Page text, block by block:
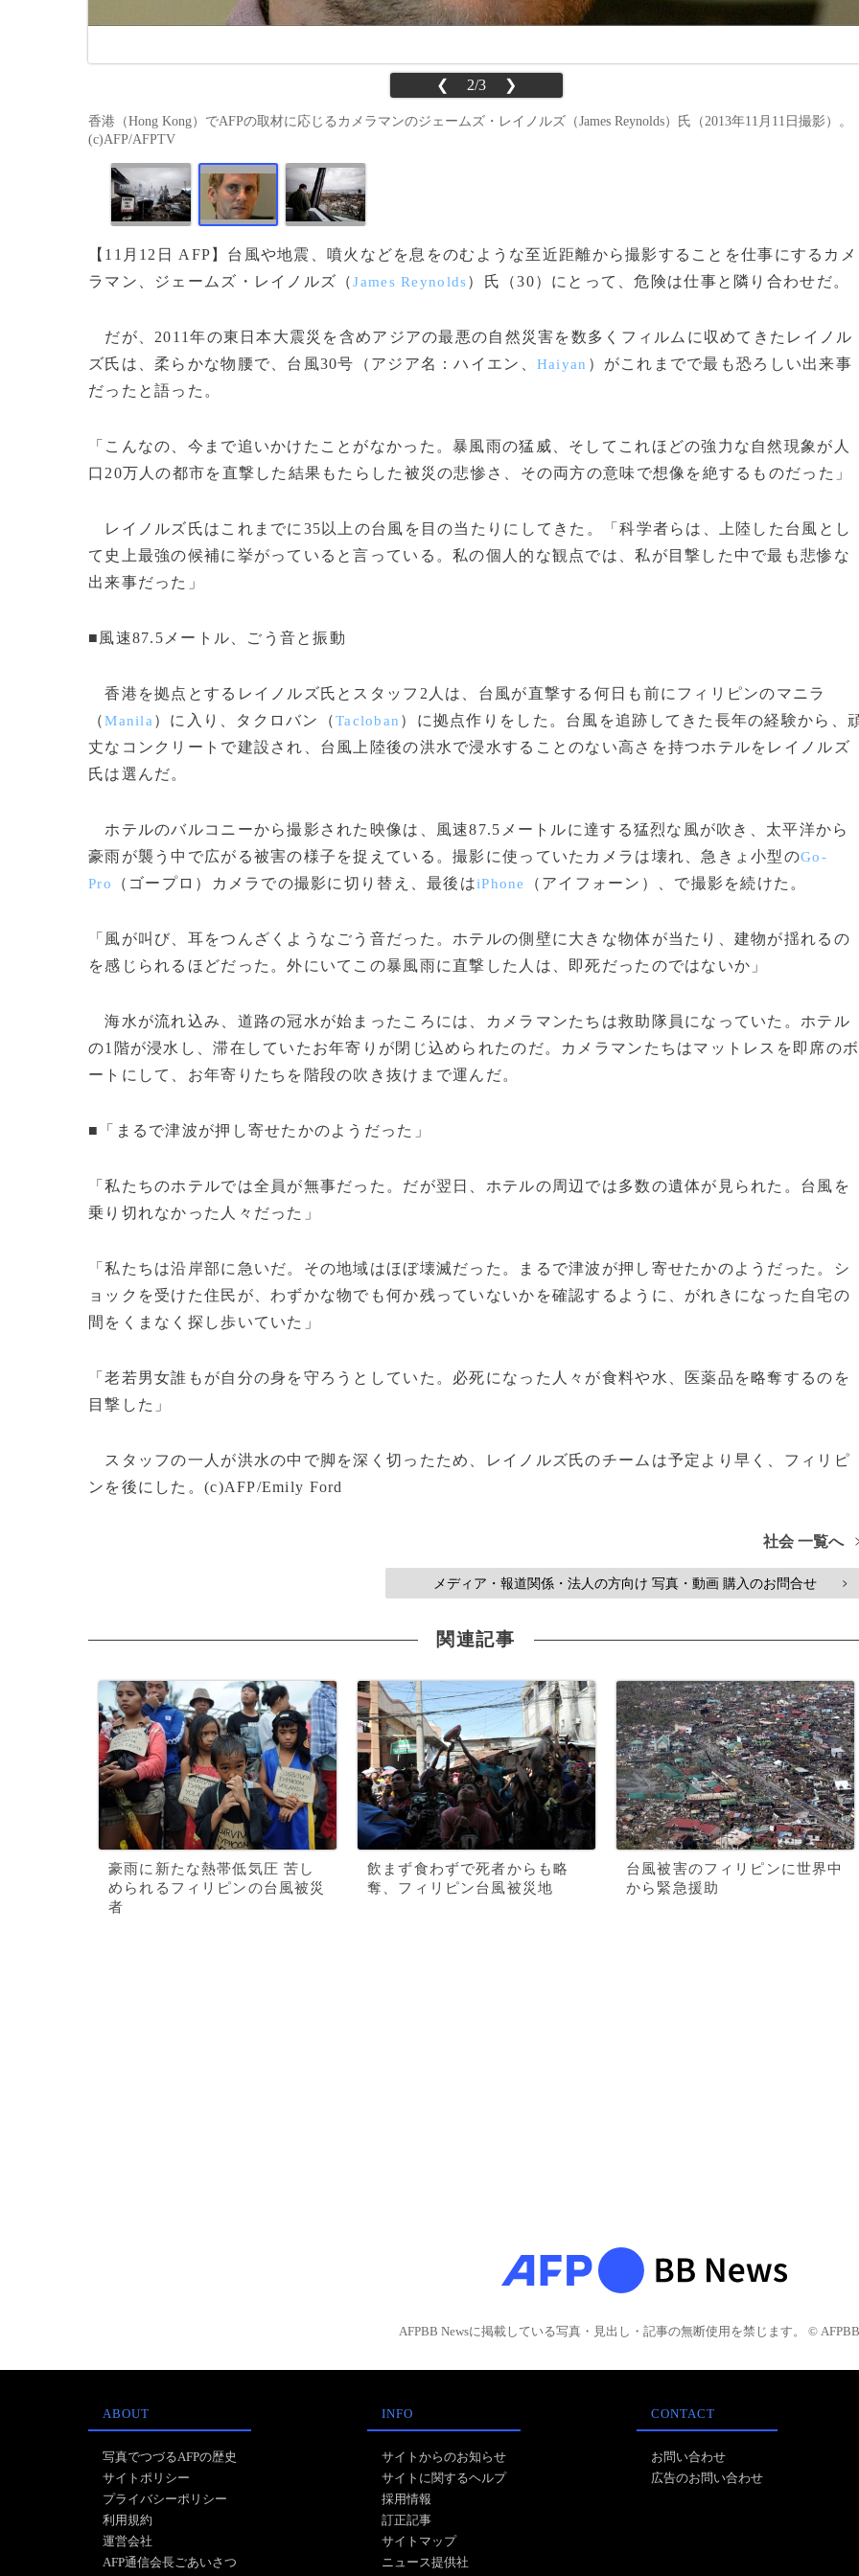
❮ 2/3 ❯
香港（Hong Kong）でAFPの取材に応じるカメラマンのジェームズ・レイノルズ（James Reynolds）氏（2013年11月11日撮影）。
(c)AFP/AFPTV
【11月12日 AFP】台風や地震、噴火などを息をのむような至近距離から撮影することを仕事にするカメ
ラマン、ジェームズ・レイノルズ（James Reynolds）氏（30）にとって、危険は仕事と隣り合わせだ。
だが、2011年の東日本大震災を含めアジアの最悪の自然災害を数多くフィルムに収めてきたレイノル
ズ氏は、柔らかな物腰で、台風30号（アジア名：ハイエン、 Haiyan ）がこれまでで最も恐ろしい出来事
だったと語った。
「こんなの、今まで追いかけたことがなかった。暴風雨の猛威、そしてこれほどの強力な自然現象が人
口20万人の都市を直撃した結果もたらした被災の悲惨さ、その両方の意味で想像を絶するものだった」
レイノルズ氏はこれまでに35以上の台風を目の当たりにしてきた。「科学者らは、上陸した台風とし
て史上最強の候補に挙がっていると言っている。私の個人的な観点では、私が目撃した中で最も悲惨な
出来事だった」
■風速87.5メートル、ごう音と振動
香港を拠点とするレイノルズ氏とスタッフ2人は、台風が直撃する何日も前にフィリピンのマニラ
（Manila ）に入り、タクロバン（Tacloban ）に拠点作りをした。台風を追跡してきた長年の経験から、
丈なコンクリートで建設され、台風上陸後の洪水で浸水することのない高さを持つホテルをレイノルズ
氏は選んだ。
ホテルのバルコニーから撮影された映像は、風速87.5メートルに達する猛烈な風が吹き、太平洋から
豪雨が襲う中で広がる被害の様子を捉えている。撮影に使っていたカメラは壊れ、急きょ小型のGo-
Pro
（ゴープロ）カメラでの撮影に切り替え、最後はiPhone （アイフォーン）、で撮影を続けた。
「風が叫び、耳をつんざくようなごう音だった。ホテルの側壁に大きな物体が当たり、建物が揺れるの
を感じられるほどだった。外にいてこの暴風雨に直撃した人は、即死だったのではないか」
海水が流れ込み、道路の冠水が始まったころには、カメラマンたちは救助隊員になっていた。ホテル
の1階が浸水し、滞在していたお年寄りが閉じ込められたのだ。カメラマンたちはマットレスを即席のボ
ートにして、お年寄りたちを階段の吹き抜けまで運んだ。
■「まるで津波が押し寄せたかのようだった」
「私たちのホテルでは全員が無事だった。だが翌日、ホテルの周辺では多数の遺体が見られた。台風を
乗り切れなかった人々だった」
「私たちは沿岸部に急いだ。その地域はほぼ壊滅だった。まるで津波が押し寄せたかのようだった。シ
ョックを受けた住民が、わずかな物でも何か残っていないかを確認するように、がれきになった自宅の
間をくまなく探し歩いていた」
「老若男女誰もが自分の身を守ろうとしていた。必死になった人々が食料や水、医薬品を略奪するのを
目撃した」
スタッフの一人が洪水の中で脚を深く切ったため、レイノルズ氏のチームは予定より早く、フィリピ
ンを後にした。(c)AFP/Emily Ford
社会 一覧へ
メディア・報道関係・法人の方向け 写真・動画 購入のお問合せ >
関連記事
豪雨に新たな熱帯低気圧 苦し
められるフィリピンの台風被災
者
飲まず食わずで死者からも略
奪、フィリピン台風被災地
台風被害のフィリピンに世界中
から緊急援助
AFPBB Newsに掲載している写真・見出し・記事の無断使用を禁じます。 © AFPBB
ABOUT
写真でつづるAFPの歴史
サイトポリシー
プライバシーポリシー
利用規約
運営会社
AFP通信会長ごあいさつ
INFO
サイトからのお知らせ
サイトに関するヘルプ
採用情報
訂正記事
サイトマップ
ニュース提供社
CONTACT
お問い合わせ
広告のお問い合わせ